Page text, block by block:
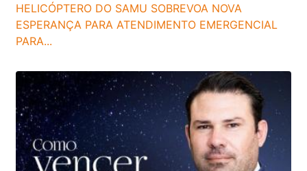
HELICÓPTERO DO SAMU SOBREVOA NOVA
ESPERANÇA PARA ATENDIMENTO EMERGENCIAL
PARA...